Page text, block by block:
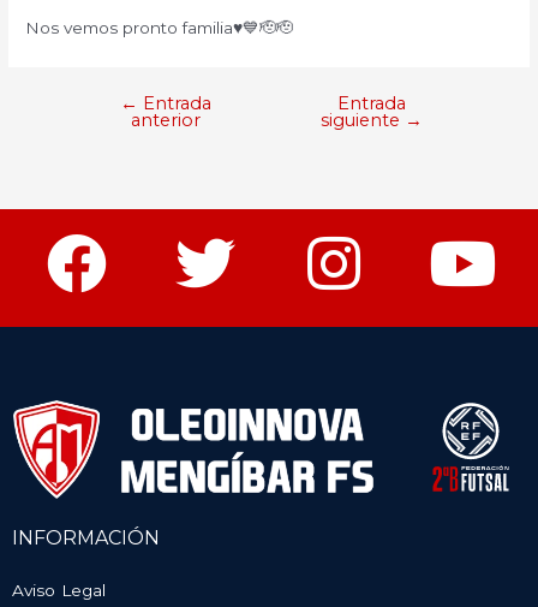
Nos vemos pronto familia♥️💙🫡🫡
← Entrada
anterior
Entrada
siguiente →
INFORMACIÓN
Aviso Legal